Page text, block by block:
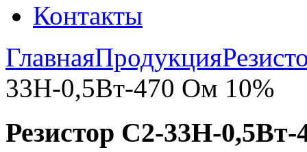
Контакты
ГлавнаяПродукция
33Н-0,5Вт-470 Ом 10%
Резистор С2-33Н-